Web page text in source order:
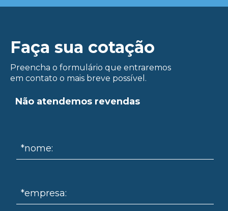
Faça sua cotação
Preencha o formulário que entraremos
em contato o mais breve possível.
Não atendemos revendas
*nome:
*empresa: